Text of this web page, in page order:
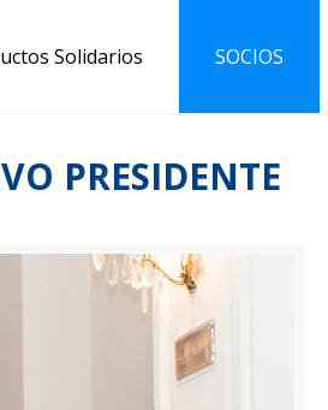
Solidarios SOCIOS
PRESIDENTE